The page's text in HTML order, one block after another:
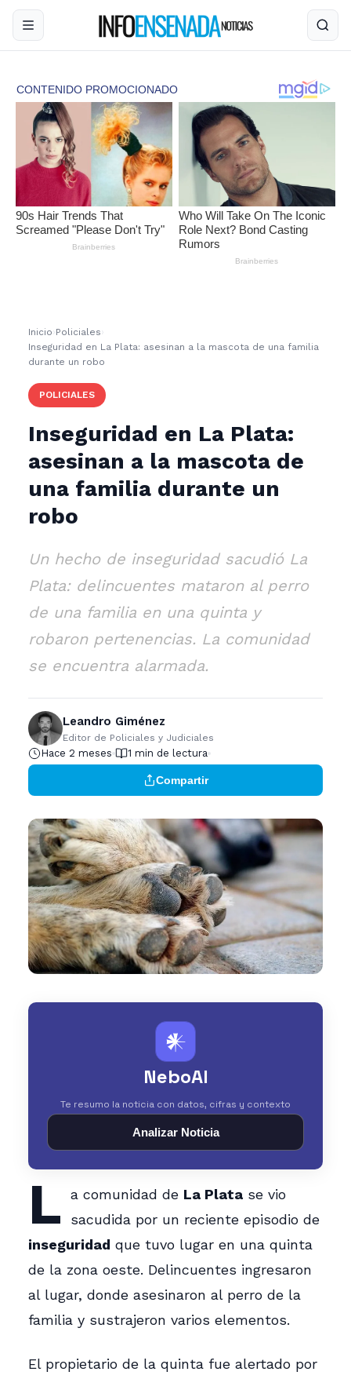
Inicio ›Policiales ›
Inseguridad en La Plata: asesinan a la mascota de una familia
durante un robo
POLICIALES
Inseguridad en La Plata:
asesinan a la mascota de
una familia durante un
robo
Un hecho de inseguridad sacudió La
Plata: delincuentes mataron al perro
de una familia en una quinta y
robaron pertenencias. La comunidad
se encuentra alarmada.
Leandro Giménez
Editor de Policiales y Judiciales
Hace 2 meses 1 min de lectura
Compartir
𒀭
NeboAI
Te resumo la noticia con datos, cifras y contexto
Analizar Noticia
L a comunidad de La Platase vio
sacudida por un reciente episodio de
inseguridad que tuvo lugar en una quinta
de la zona oeste. Delincuentes ingresaron
al lugar, donde asesinaron al perro de la
familia y sustrajeron varios elementos.
El propietario de la quinta fue alertado por